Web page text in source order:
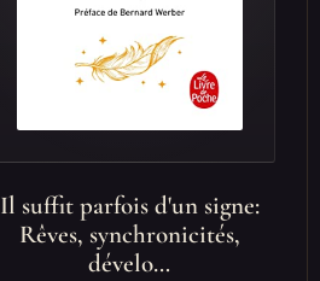
Il suffit parfois d'un signe:
Rêves, synchronicités,
dévelo…